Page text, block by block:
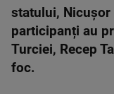
statului, Nicușor
participanți au
Turciei, Recep
foc.